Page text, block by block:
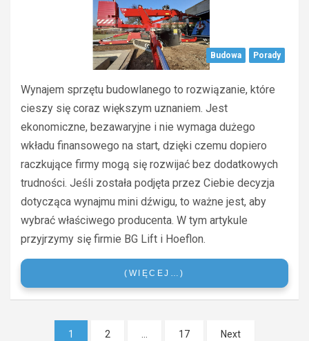
Budowa Porady
Wynajem sprzętu budowlanego to rozwiązanie, które
cieszy się coraz większym uznaniem. Jest
ekonomiczne, bezawaryjne i nie wymaga dużego
wkładu finansowego na start, dzięki czemu dopiero
raczkujące firmy mogą się rozwijać bez dodatkowych
trudności. Jeśli została podjęta przez Ciebie decyzja
dotycząca wynajmu mini dźwigu, to ważne jest, aby
wybrać właściwego producenta. W tym artykule
przyjrzymy się firmie BG Lift i Hoeflon.
(WIĘCEJ…)
Stronicowanie
1 2 17 Next